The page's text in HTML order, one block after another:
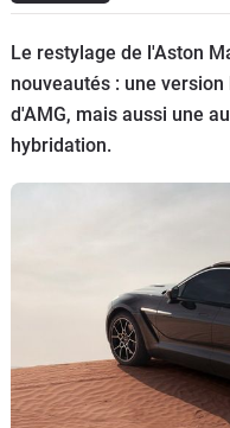
Utilitaires
Flottes
Auto
Services
Le restylage de l'Aston
nouveautés : une
d'AMG, mais aussi une
hybridation.